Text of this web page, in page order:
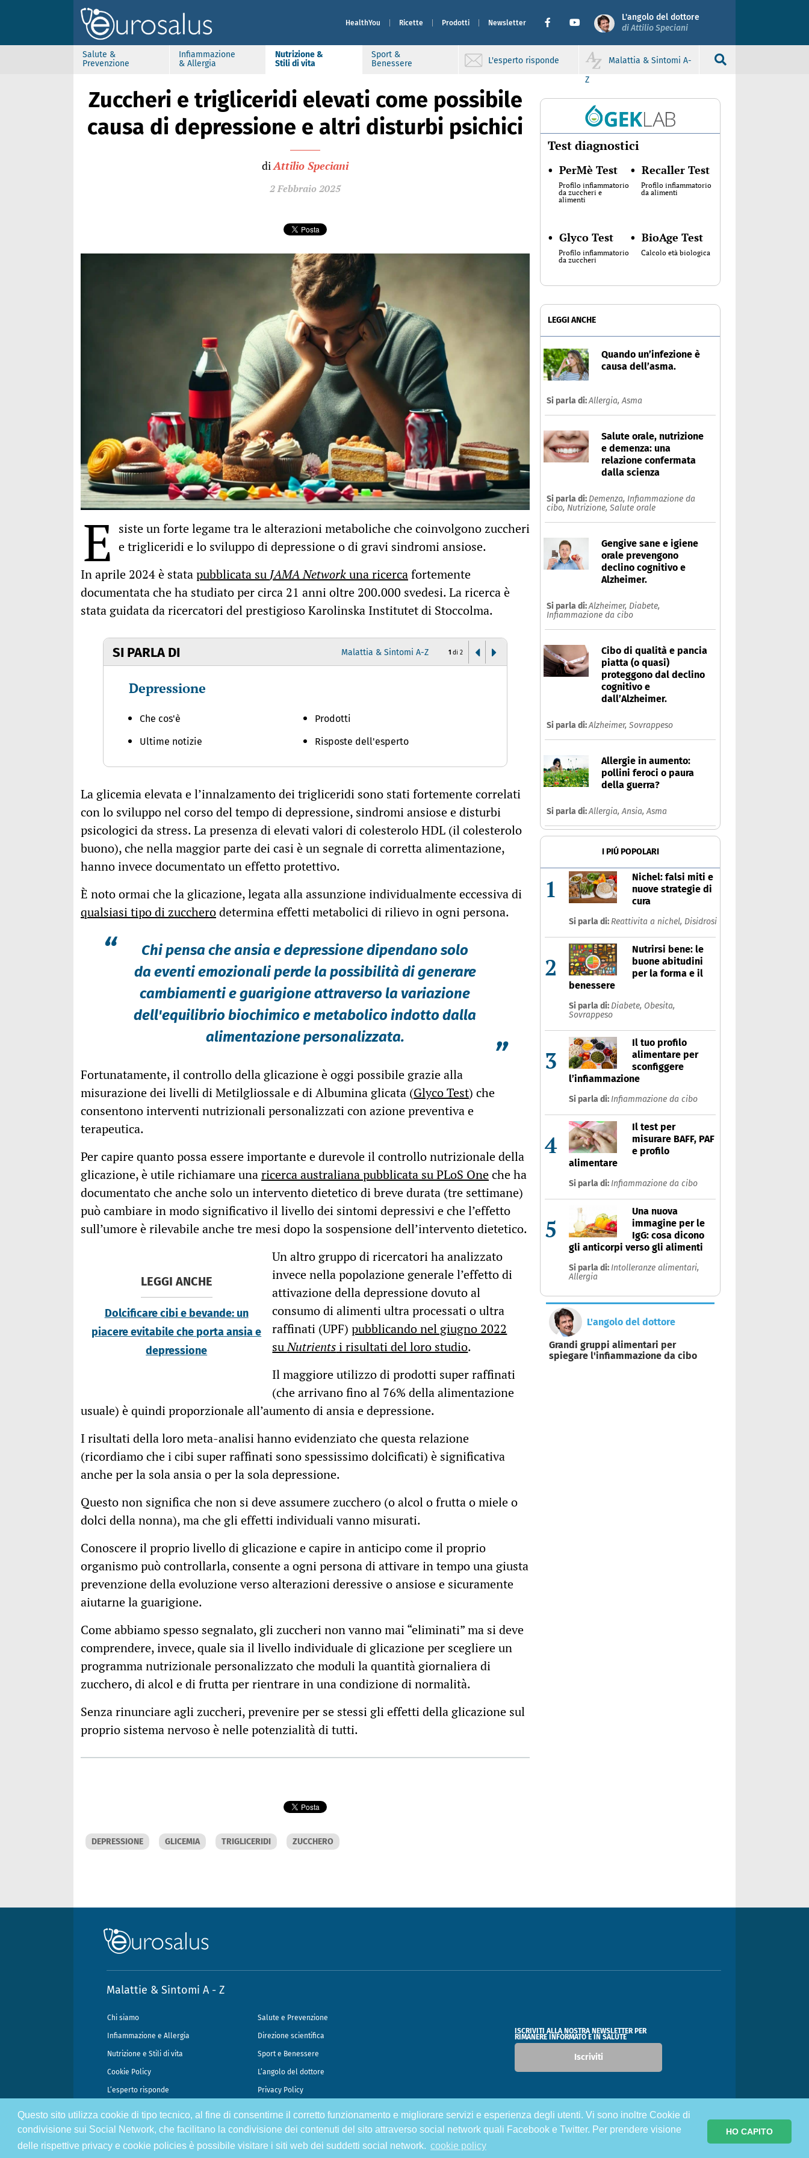
Questo sito utilizza cookie di tipo tecnico, al fine di consentirne il corretto funzionamento e migliorare servizi e esperienza degli utenti. Vi sono inoltre Cookie di
condivisione sui Social Network, che facilitano la condivisione dei contenuti del sito attraverso social network quali Facebook e Twitter. Per prendere visione
delle rispettive privacy e cookie policies è possibile visitare i siti web dei suddetti social network. cookie policy
HO CAPITO
HealthYou Ricette Prodotti Newsletter
L'angolo del dottore
di Attilio Speciani
Salute &
Prevenzione
Infiammazione
& Allergia
Nutrizione &
Stili di vita
Sport &
Benessere
L'esperto risponde
Malattia & Sintomi A-
Z
Zuccheri e trigliceridi elevati come possibile
causa di depressione e altri disturbi psichici
diAttilio Speciani
2 Febbraio 2025
E siste un forte legame tra le alterazioni metaboliche che coinvolgono zuccheri
e trigliceridi e lo sviluppo di depressione o di gravi sindromi ansiose.
In aprile 2024 è statapubblicata su JAMA Networkuna ricercafortemente
documentata che ha studiato per circa 21 anni oltre 200.000 svedesi. La ricerca è
stata guidata da ricercatori del prestigioso Karolinska Institutet di Stoccolma.
SI PARLA DI Malattia & Sintomi A-Z
Depressione
Che cos'è
Ultime notizie
Prodotti
Risposte dell'esperto
Che cos'è
Ultime notizie
1 di 2
La glicemia elevata e l’innalzamento dei trigliceridi sono stati fortemente correlati
con lo sviluppo nel corso del tempo di depressione, sindromi ansiose e disturbi
psicologici da stress. La presenza di elevati valori di colesterolo HDL (il colesterolo
buono), che nella maggior parte dei casi è un segnale di corretta alimentazione,
hanno invece documentato un effetto protettivo.
È noto ormai che la glicazione, legata alla assunzione individualmente eccessiva di
qualsiasi tipo di zuccherodetermina effetti metabolici di rilievo in ogni persona.
“
Chi pensa che ansia e depressione dipendano solo
da eventi emozionali perde la possibilità di generare
cambiamenti e guarigione attraverso la variazione
dell'equilibrio biochimico e metabolico indotto dalla
alimentazione personalizzata.
”
Fortunatamente, il controllo della glicazione è oggi possibile grazie alla
misurazione dei livelli di Metilgliossale e di Albumina glicata (Glyco Test) che
consentono interventi nutrizionali personalizzati con azione preventiva e
terapeutica.
Per capire quanto possa essere importante e durevole il controllo nutrizionale della
glicazione, è utile richiamare unaricerca australiana pubblicata su PLoS Oneche ha
documentato che anche solo un intervento dietetico di breve durata (tre settimane)
può cambiare in modo significativo il livello dei sintomi depressivi e che l’effetto
sull’umore è rilevabile anche tre mesi dopo la sospensione dell’intervento dietetico.
LEGGI ANCHE
Dolcificare cibi e bevande: un
piacere evitabile che porta ansia e
depressione
Un altro gruppo di ricercatori ha analizzato
invece nella popolazione generale l’effetto di
attivazione della depressione dovuto al
consumo di alimenti ultra processati o ultra
raffinati (UPF)pubblicando nel giugno 2022
suNutrientsi risultati del loro studio.
Il maggiore utilizzo di prodotti super raffinati
(che arrivano fino al 76% della alimentazione
usuale) è quindi proporzionale all’aumento di ansia e depressione.
I risultati della loro meta-analisi hanno evidenziato che questa relazione
(ricordiamo che i cibi super raffinati sono spessissimo dolcificati) è significativa
anche per la sola ansia o per la sola depressione.
Questo non significa che non si deve assumere zucchero (o alcol o frutta o miele o
dolci della nonna), ma che gli effetti individuali vanno misurati.
Conoscere il proprio livello di glicazione e capire in anticipo come il proprio
organismo può controllarla, consente a ogni persona di attivare in tempo una giusta
prevenzione della evoluzione verso alterazioni deressive o ansiose e sicuramente
aiutarne la guarigione.
Come abbiamo spesso segnalato, gli zuccheri non vanno mai “eliminati” ma si deve
comprendere, invece, quale sia il livello individuale di glicazione per scegliere un
programma nutrizionale personalizzato che moduli la quantità giornaliera di
zucchero, di alcol e di frutta per rientrare in una condizione di normalità.
Senza rinunciare agli zuccheri, prevenire per se stessi gli effetti della glicazione sul
proprio sistema nervoso è nelle potenzialità di tutti.
DEPRESSIONE GLICEMIA TRIGLICERIDI ZUCCHERO
Test diagnostici
• PerMè Test
Profilo infiammatorio
da zuccheri e
alimenti
• Recaller Test
Profilo infiammatorio
da alimenti
• Glyco Test
Profilo infiammatorio
da zuccheri
• BioAge Test
Calcolo età biologica
LEGGI ANCHE
Quando un’infezione è
causa dell’asma.
Si parla di:Allergia,Asma
Salute orale, nutrizione
e demenza: una
relazione confermata
dalla scienza
Si parla di: Demenza, Infiammazione da
cibo, Nutrizione, Salute orale
Gengive sane e igiene
orale prevengono
declino cognitivo e
Alzheimer.
Si parla di:Alzheimer, Diabete,
Infiammazione da cibo
Cibo di qualità e pancia
piatta (o quasi)
proteggono dal declino
cognitivo e
dall’Alzheimer.
Si parla di:Alzheimer, Sovrappeso
Allergie in aumento:
pollini feroci o paura
della guerra?
Si parla di:Allergia,Ansia,Asma
I PIÚ POPOLARI
1
Nichel: falsi miti e
nuove strategie di
cura
Si parla di: Reattivita a nichel, Disidrosi
2
Nutrirsi bene: le
buone abitudini
per la forma e il
benessere
Si parla di: Diabete, Obesita,
Sovrappeso
3
Il tuo profilo
alimentare per
sconfiggere
l’infiammazione
Si parla di: Infiammazione da cibo
4
Il test per
misurare BAFF, PAF
e profilo
alimentare
Si parla di: Infiammazione da cibo
5
Una nuova
immagine per le
IgG: cosa dicono
gli anticorpi verso gli alimenti
Si parla di: Intolleranze alimentari,
Allergia
L'angolo del dottore
Grandi gruppi alimentari per
spiegare l'infiammazione da cibo
Malattie & Sintomi A - Z
Chi siamo Salute e Prevenzione
Infiammazione e Allergia Direzione scientifica
Nutrizione e Stili di vita Sport e Benessere
Cookie Policy L’angolo del dottore
L’esperto risponde Privacy Policy
ISCRIVITI ALLA NOSTRA NEWSLETTER PER
RIMANERE INFORMATO E IN SALUTE
Iscriviti
@2026 - Gek Srl, P.IVA 07333890965 - Direzione Scientifica Dottor Attilio Francesco Speciani